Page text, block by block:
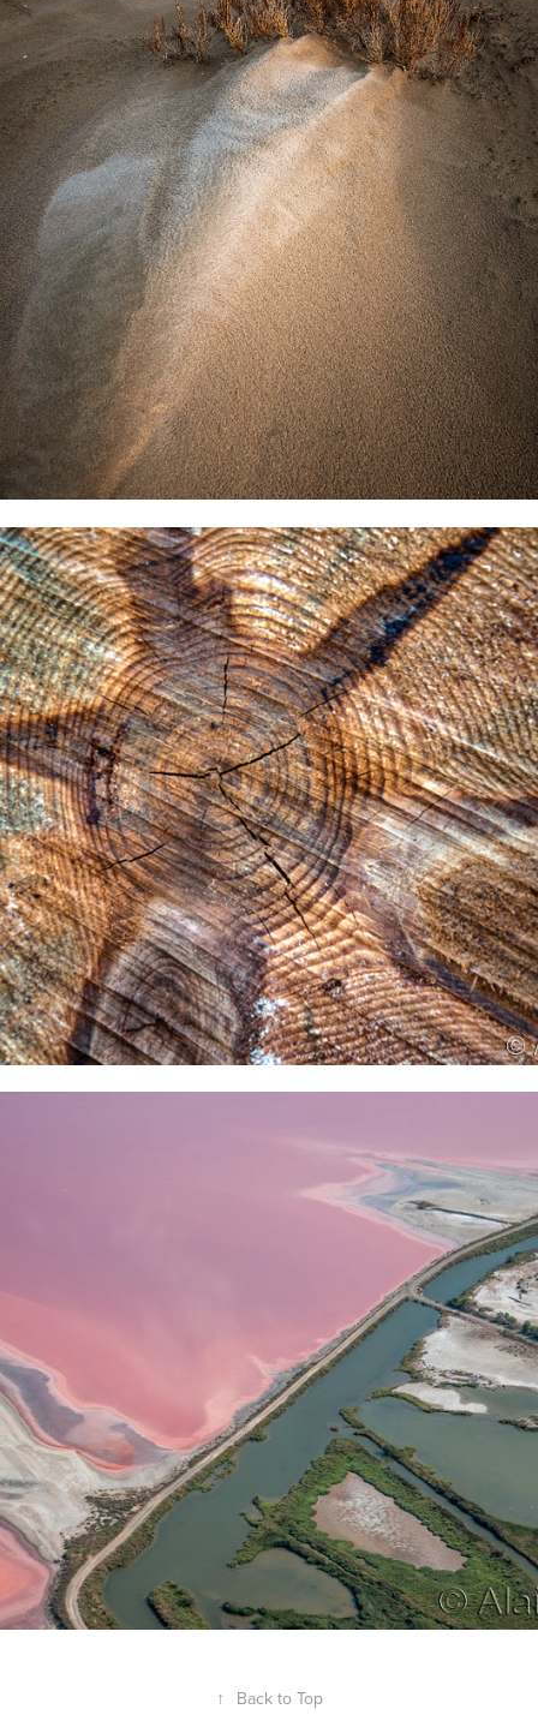
2021
... des sables et de la mer
2021
... des arbres
... des algues et de la mer
↑ Back to Top